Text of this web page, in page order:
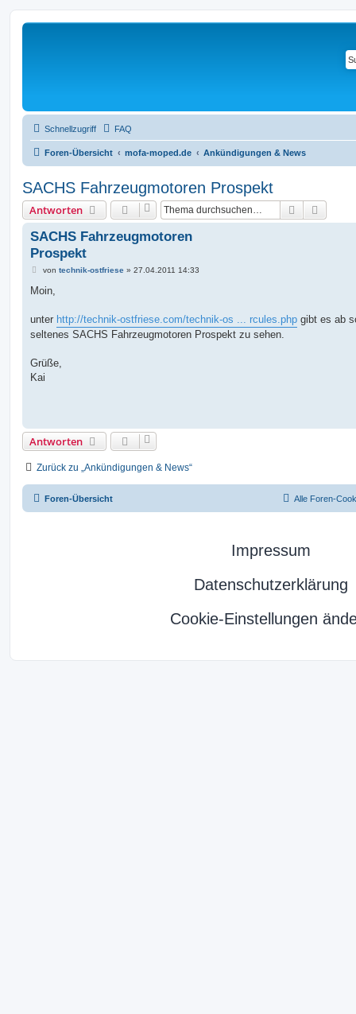
Schnellzugriff FAQ
Foren-Übersicht mofa-moped.de Ankündigungen & News
SACHS Fahrzeugmotoren Prospekt
Antworten Suche
SACHS Fahrzeugmotoren
Prospekt
B
i
a
von technik-ostfriese» 27.04.2011 14:33
Moin,
unter http://technik-ostfriese.com/technik-os ... rcules.php gibt es ab
seltenes SACHS Fahrzeugmotoren Prospekt zu sehen.
Grüße,
Kai
Antworten
Zurück zu „Ankündigungen & News“
Foren-Übersicht Alle Foren-
Impressum
Datenschutzerklärung
Cookie-Einstellungen